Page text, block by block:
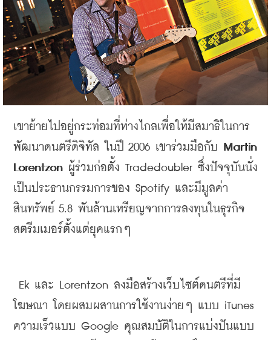
เขาย้ายไปอยู่กระท่อมที่ห่างไกลเพื่อให้มีสมาธิในการ
พัฒนาดนตรีดิจิทัล ในปี
2006 เขาร่วมมือกับ Martin
Lorentzon ผู้ร่วมก่อตั้ง Tradedoubler ซึ่งปัจจุบันนั่ง
เป็นประธานกรรมการของ Spotify และมีมูลค่า
สินทรัพย์ 5.8 พันล้านเหรียญจากการลงทุนในธุรกิจ
สตรีมเมอร์ตั้งแต่ยุคแรกๆ
Ek และ Lorentzon ลงมือสร้างเว็บไซต์ดนตรีที่มี
โฆษณา โดยผสมผสานการใช้งานง่ายๆ แบบ
ความเร็วแบบ Google คุณสมบัติในการแบ่งปันแบบ